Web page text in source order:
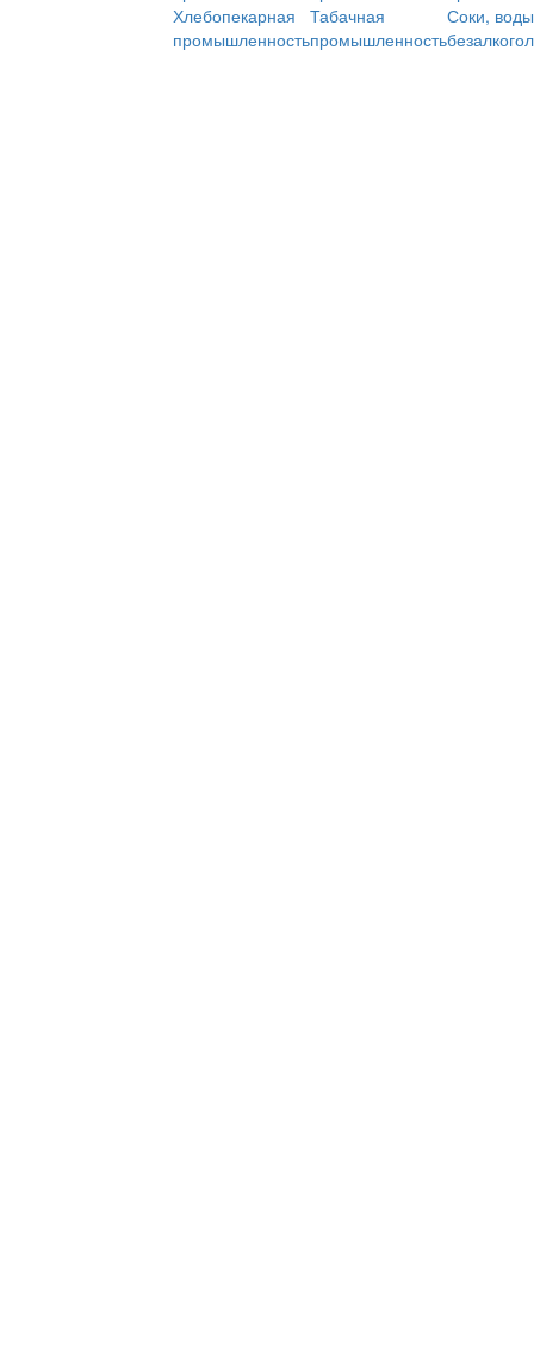
Хлебопекарная
промышленность
Табачная
промышленность
Соки,